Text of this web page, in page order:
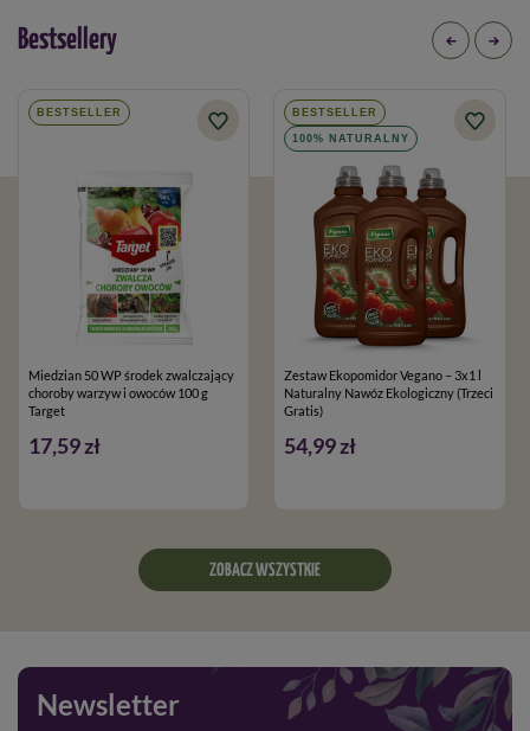
Bestsellery
BESTSELLER
Miedzian 50 WP środek zwalczający
choroby warzyw i owoców 100 g
Target
17,59 zł
BESTSELLER
100% NATURALNY
Zestaw Ekopomidor Vegano – 3x1 l
Naturalny Nawóz Ekologiczny (Trzeci
Gratis)
54,99 zł
ZOBACZ WSZYSTKIE
Newsletter